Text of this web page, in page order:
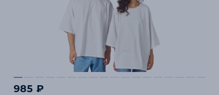
985 ₽